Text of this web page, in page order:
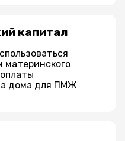
капитал
материнского
дома для ПМЖ